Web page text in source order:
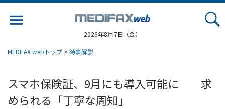
2026年8月7日（金）
MEDIFAX webトップ > 時事解説
スマホ保険証、9月にも導入可能に 求
められる「丁寧な周知」